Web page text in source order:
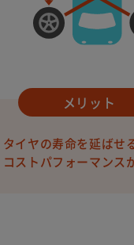
メリット
タイヤの寿命を延ばせ
コストパフォーマンス